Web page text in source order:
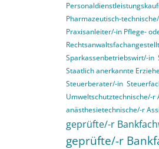
Pharmazeutisch-
Praxisanleiter/-in Pflege-
Sparkassenbetriebswirt/-in
Staatlich anerkannte
Steuerberater/-in
Umweltschutztechnische/-r
anästhesietechnische/-r
geprüfte/-r
geprüfte/-r